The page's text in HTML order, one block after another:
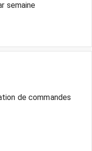
semaine
de commandes